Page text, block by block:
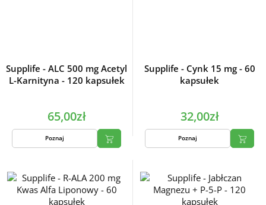
Supplife - ALC 500 mg Acetyl
L-Karnityna - 120 kapsułek
65,00zł
Poznaj
Supplife - Cynk 15 mg - 60
kapsułek
32,00zł
Poznaj